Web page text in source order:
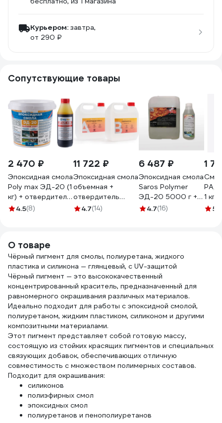
Курьером: завтра,
от 290 ₽
Сопутствующие товары
2 470 ₽
Эпоксидная смола
Poly max ЭД-20 (1
кг) + отвердитель
ЭТАЛ-45 500 г
4.5(8)
11 722 ₽
Эпоксидная смола
объемная +
отвердитель
ArtEpoxy 5 кг
4.7(14)
6 487 ₽
Эпоксидная смола
Saros Polymer
ЭД-20 5000 г +
тэта 500 г
4.7(16)
1
1 кг
5
О товаре
Чёрный пигмент для смолы, полиуретана, жидкого
пластика и силикона — глянцевый, с UV-защитой
Чёрный пигмент — это высококачественный
концентрированный краситель, предназначенный для
равномерного окрашивания различных материалов.
Идеально подходит для работы с эпоксидной смолой,
полиуретаном, жидким пластиком, силиконом и другими
композитными материалами.
Этот пигмент представляет собой готовую массу,
состоящую из стойких красящих пигментов и специальных
связующих добавок, обеспечивающих отличную
совместимость с множеством полимерных составов.
Подходит для окрашивания:
силиконов
полиэфирных смол
эпоксидных смол
полиуретанов и пенополиуретанов